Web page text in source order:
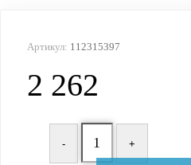
Артикул: 112315397
2 262
- +